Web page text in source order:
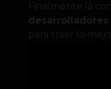
Finalmente la
para traer lo